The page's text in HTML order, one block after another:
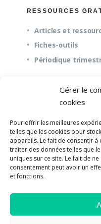
Gérer le
cookies
Pour offrir les meilleures
telles que les cookies pour
appareils. Le fait de consentir
traiter des données telles que
uniques sur ce site. Le fait de
consentement peut avoir un
et fonctions.
RESSOURCES
Articles et
Fiches-outils
Périodique
QUESTIONS
Questions
Mission et
Web